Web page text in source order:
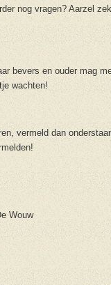
nog vragen? Aarzel
bevers en ouder mag
wachten!
vermeld dan
Wouw